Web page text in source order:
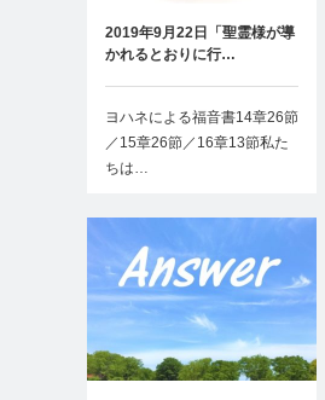
2019年9月22日「聖霊様が導
かれるとおりに行…
ヨハネによる福音書14章26節
／15章26節／16章13節私た
ちは…